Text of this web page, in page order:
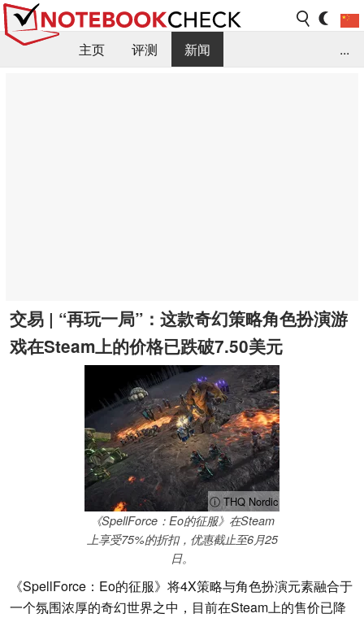
主页 评测
新闻
...
交易 | “再玩一局”：这款奇幻策略角色扮演游
戏在Steam上的价格已跌破7.50美元
ⓘ THQ Nordic
《SpellForce：Eo的征服》在Steam
上享受75%的折扣，优惠截止至6月25
日。
《SpellForce：Eo的征服》将4X策略与角色扮演元素融合于
一个氛围浓厚的奇幻世界之中，目前在Steam上的售价已降